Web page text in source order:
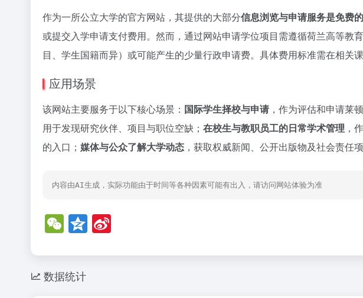
作为一所公立大学的官方网站，其提供的大部分信息浏览与申请服务是免费的
或提交入学申请支付费用。然而，通过网站申请学位项目需遵循荷兰高等教
目、学生国籍而异）或可能产生的少量行政申请费。具体费用标准需在相关
应用场景
该网站主要服务于以下核心场景： 国际学生择校与申请 ，作为评估和申请莱
用于发现研究伙伴、项目与职位空缺； 在校生与教职员工的日常学术管理 ，
的入口； 媒体与公众了解大学动态 ，获取权威新闻、公开出版物及社会责任
内容由AI生成，实际功能由于时间等各种因素可能有出入，请访问网站体验为准
W
e
C
h
Q
z
o a
数据统计